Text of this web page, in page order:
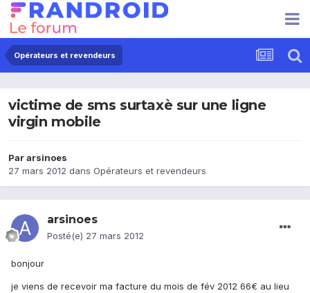
Opérateurs et revendeurs
victime de sms surtaxè sur une ligne
virgin mobile
Pararsinoes
27 mars 2012 dans Opérateurs et revendeurs
arsinoes
Posté(e) 27 mars 2012
bonjour
je viens de recevoir ma facture du mois de fév 2012 66€ au lieu